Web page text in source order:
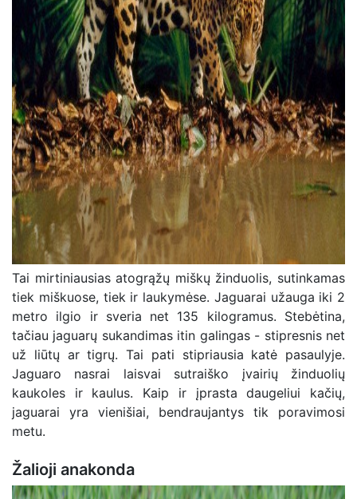
Tai mirtiniausias atogrąžų miškų žinduolis, sutinkamas
tiek miškuose, tiek ir laukymėse. Jaguarai užauga iki 2
metro ilgio ir sveria net 135 kilogramus. Stebėtina,
tačiau jaguarų sukandimas itin galingas - stipresnis net
už liūtų ar tigrų. Tai pati stipriausia katė pasaulyje.
Jaguaro nasrai laisvai sutraiško įvairių žinduolių
kaukoles ir kaulus. Kaip ir įprasta daugeliui kačių,
jaguarai yra vienišiai, bendraujantys tik poravimosi
metu.
Žalioji anakonda